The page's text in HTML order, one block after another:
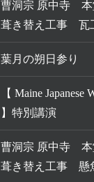
曹洞宗 原中寺 本
葺き替え工事 瓦
葉月の朔日参り
【 Maine
】特別講演
曹洞宗 原中寺 本
葺き替え工事 懸